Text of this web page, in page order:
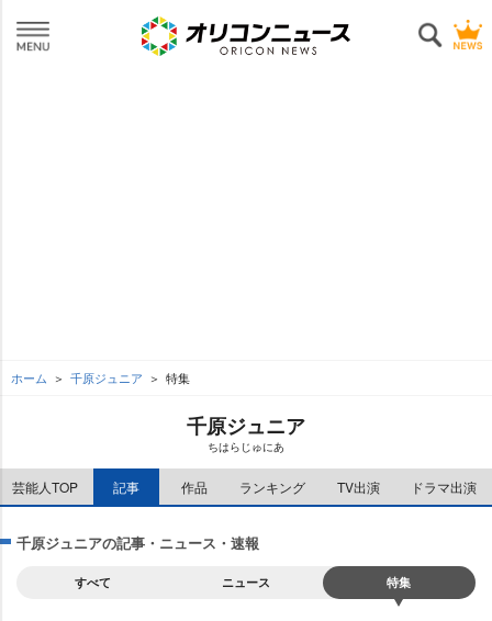
ホーム 千原ジュニア 特集
千原ジュニア
ちはらじゅにあ
芸能人TOP 記事 作品 ランキング TV出演 ドラマ出演
千原ジュニアの記事・ニュース・速報
すべて ニュース 特集